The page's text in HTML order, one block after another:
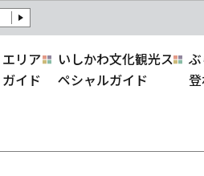
エリア
ガイド
いしかわ文化観光ス
ペシャルガイド